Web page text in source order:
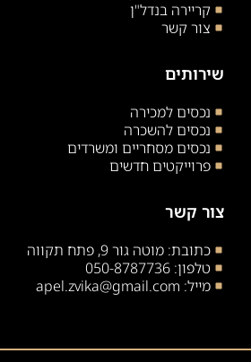
קריירה בנדל"ן
צור קשר
שירותים
נכסים למכירה
נכסים להשכרה
נכסים מסחריים ומשרדים
פרוייקטים חדשים
צור קשר
כתובת: מוטה גור 9, פתח תקווה
טלפון: 050-8787736
מייל: apel.zvika@gmail.com